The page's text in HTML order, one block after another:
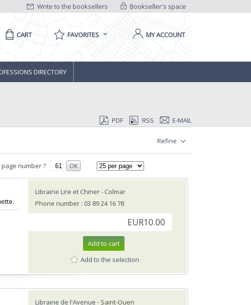
Bookseller's space
Write to the booksellers
CART FAVORITES MY ACCOUNT
DIRECTORY
PDF RSS E-MAIL
Refine
page number ? OK
Librairie Lire et Chiner- Colmar
Phone number : 03 89 24 16 78
EUR10.00
Add to cart
Add to the selection
Librairie de l'Avenue - Saint-Ouen